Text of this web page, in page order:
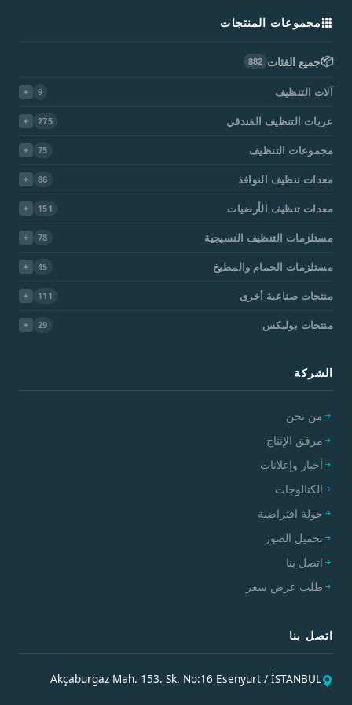
مجموعات المنتجات
📦جميع الفئات 882
آلات التنظيف 9
عربات التنظيف الفندقي 275
مجموعات التنظيف 75
معدات تنظيف النوافذ 86
معدات تنظيف الأرضيات 151
مستلزمات التنظيف النسيجية 78
مستلزمات الحمام والمطبخ 45
منتجات صناعية أخرى 111
منتجات بوليكس 29
الشركة
من نحن
مرفق الإنتاج
أخبار وإعلانات
الكتالوجات
جولة افتراضية
تحميل الصور
اتصل بنا
طلب عرض سعر
اتصل بنا
Akçaburgaz Mah. 153. Sk. No:16 Esenyurt / İSTANBUL